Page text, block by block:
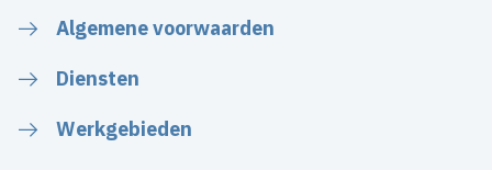
Algemene voorwaarden
Diensten
Werkgebieden